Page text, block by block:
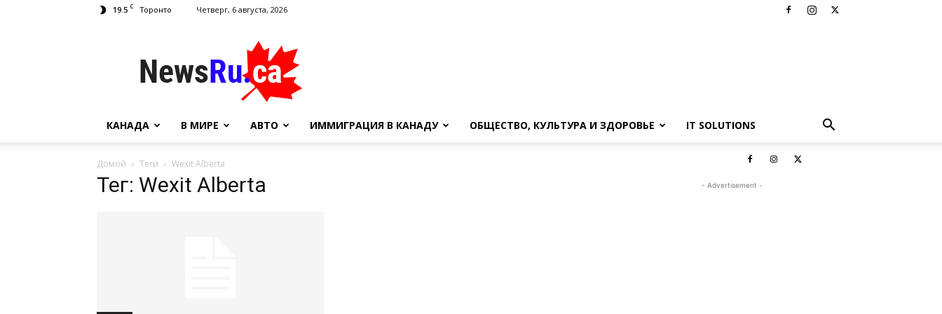
19.5 C Торонто Четверг, 6 августа, 2026
NewsRu.Ca
КАНАДА В МИРЕ АВТО ИММИГРАЦИЯ В КАНАДУ ОБЩЕСТВО, КУЛЬТУРА И ЗДОРОВЬЕ IT SOLUTIONS
Домой Теги Wexit Alberta
Тег: Wexit Alberta - Advertisement -